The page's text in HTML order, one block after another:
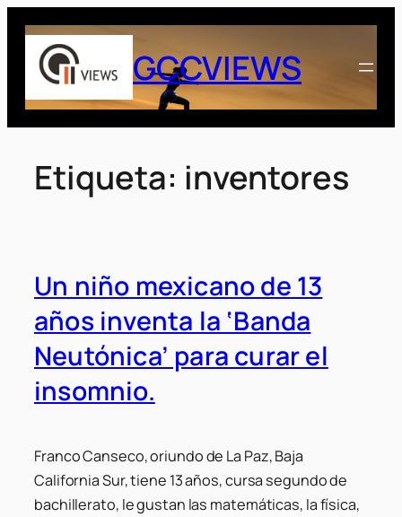
Saltar
contenido
GCCVIEWS
Etiqueta: inventores
Un niño mexicano de 13
años inventa la ‘Banda
Neutónica’ para curar el
insomnio.
Franco Canseco, oriundo de La Paz, Baja
California Sur, tiene 13 años, cursa segundo de
bachillerato, le gustan las matemáticas, la física,